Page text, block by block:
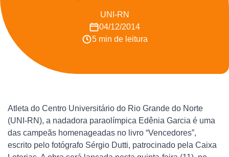
UNI-RN
04/12/2014
5 min de leitura
Atleta do Centro Universitário do Rio Grande do Norte
(UNI-RN), a nadadora paraolímpica Edênia Garcia é uma
das campeãs homenageadas no livro “Vencedores”,
escrito pelo fotógrafo Sérgio Dutti, patrocinado pela Caixa